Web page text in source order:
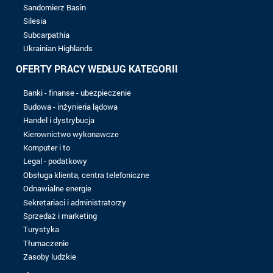
8 do 10 lat
POZIOM BADAŃ
Bez matrycy
Bac
Bac +2
Bac +3
Bac +4
Bac +5
Nie znaleziono rekordu z wybranymi kryteriami